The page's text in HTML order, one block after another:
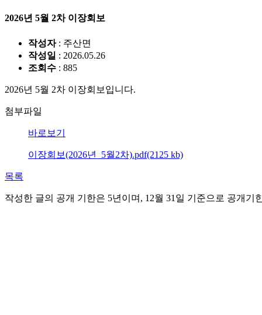
2026년 5월 2차 이장회보
작성자: 주산면
작성일 : 2026.05.26
조회수 : 885
2026년 5월 2차 이장회보입니다.
첨부파일
바로보기
이장회보(2026년_5월2차).pdf(2125 kb)
목록
작성한 글의 공개 기한은 5년이며, 12월 31일 기준으로 공개기